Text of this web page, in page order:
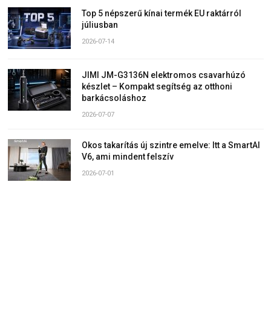
Top 5 népszerű kínai termék EU raktárról
júliusban
2026-07-14
JIMI JM-G3136N elektromos csavarhúzó
készlet – Kompakt segítség az otthoni
barkácsoláshoz
2026-07-07
Okos takarítás új szintre emelve: Itt a SmartAI
V6, ami mindent felszív
2026-07-01